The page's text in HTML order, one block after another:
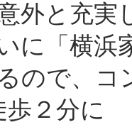
外と充実
に「横浜
ので、
歩２分